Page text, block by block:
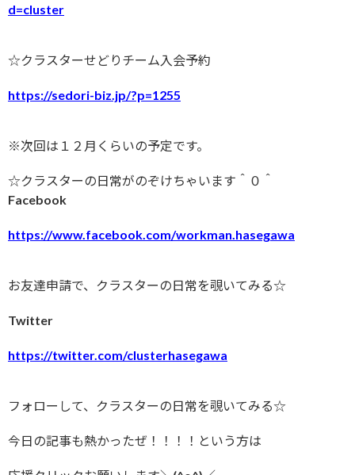
d=cluster
☆クラスターせどりチーム入会予約
https://sedori-biz.jp/?p=1255
※次回は１２月くらいの予定です。
☆クラスターの日常がのぞけちゃいます＾０＾
Facebook
https://www.facebook.com/workman.hasegawa
お友達申請で、クラスターの日常を覗いてみる☆
Twitter
https://twitter.com/clusterhasegawa
フォローして、クラスターの日常を覗いてみる☆
今日の記事も熱かったぜ！！！！という方は